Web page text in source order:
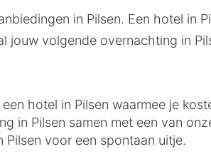
in Pilsen. Een hotel
jouw volgende overnachting in
hotel in Pilsen waarmee je
in Pilsen samen met een van
voor een spontaan uitje.